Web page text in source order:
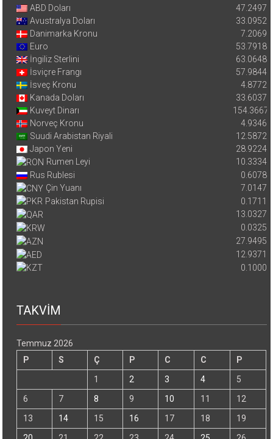
ABD Doları
47.2497
Avustralya Doları
33.0952
Danimarka Kronu
7.2069
Euro
53.7918
İngiliz Sterlini
63.0648
İsviçre Frangı
57.9844
İsveç Kronu
4.8772
Kanada Doları
33.6037
Kuveyt Dinarı
154.3667
Norveç Kronu
4.9346
Suudi Arabistan Riyali
12.5872
Japon Yeni
28.9224
Rumen Leyi
10.3334
Rus Rublesi
0.6078
Çin Yuanı
7.0147
Pakistan Rupisi
0.1711
13.0327
0.0325
27.9495
12.9371
0.1000
TAKVİM
Temmuz 2026
P
S Ç P C C
P
1
2 3 4
5
6
7 8 9 10 11
12
13
14 15 16 17 18
19